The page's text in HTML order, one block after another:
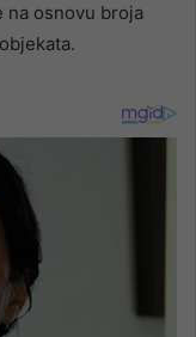
na osnovu broja